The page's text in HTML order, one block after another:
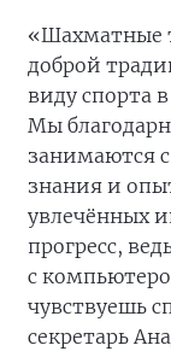
«Шахматные
доброй
виду спорта
Мы
занимаются
знания и
увлечённых
прогресс,
с
чувствуешь
секретарь